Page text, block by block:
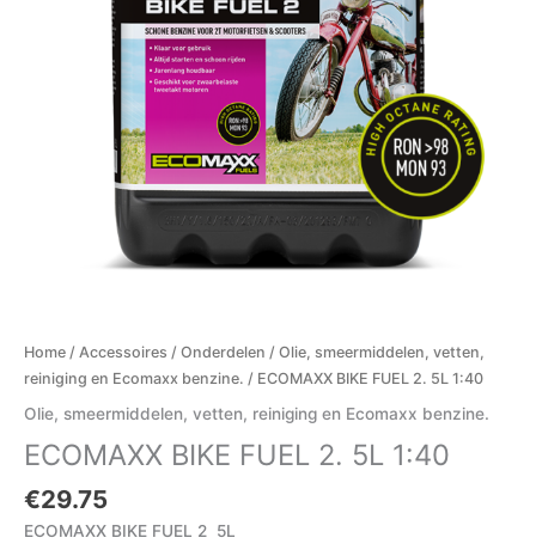
Home / Accessoires / Onderdelen / Olie, smeermiddelen, vetten,
reiniging en Ecomaxx benzine. / ECOMAXX BIKE FUEL 2. 5L 1:40
Olie, smeermiddelen, vetten, reiniging en Ecomaxx benzine.
ECOMAXX BIKE FUEL 2. 5L 1:40
€29.75
ECOMAXX BIKE FUEL 2 5L